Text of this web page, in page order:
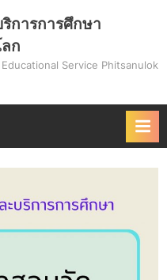
การการศึกษา
ก
Service Phitsanulok